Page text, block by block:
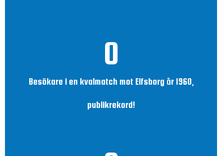
0
Besökare i en kvalmatch mot Elfsborg år 1960,
publikrekord!